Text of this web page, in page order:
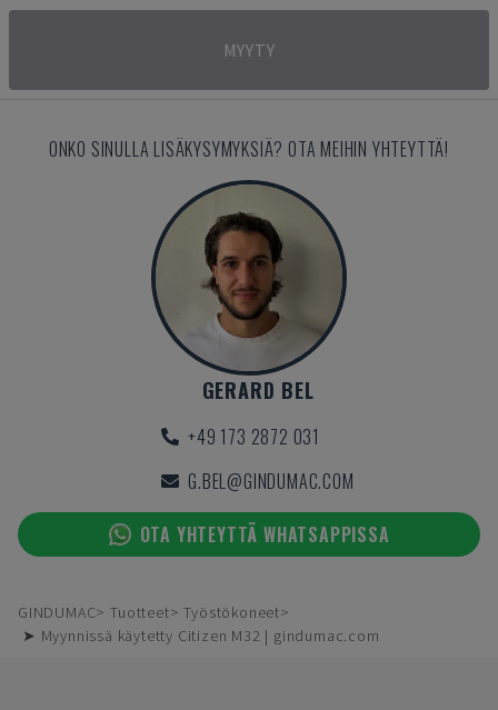
MYYTY
ONKO SINULLA LISÄKYSYMYKSIÄ? OTA MEIHIN YHTEYTTÄ!
GERARD BEL
+49 173 2872 031
G.BEL@GINDUMAC.COM
OTA YHTEYTTÄ WHATSAPPISSA
GINDUMAC Tuotteet
Työstökoneet
➤ Myynnissä käytetty Citizen M32 | gindumac.com